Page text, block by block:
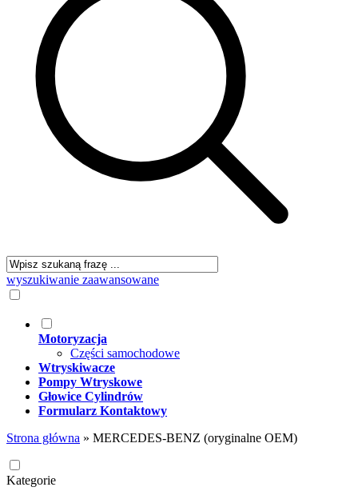
wyszukiwanie zaawansowane
Motoryzacja
Części samochodowe
Wtryskiwacze
Pompy Wtryskowe
Głowice Cylindrów
Formularz Kontaktowy
Strona główna » MERCEDES-BENZ (oryginalne OEM)
Kategorie